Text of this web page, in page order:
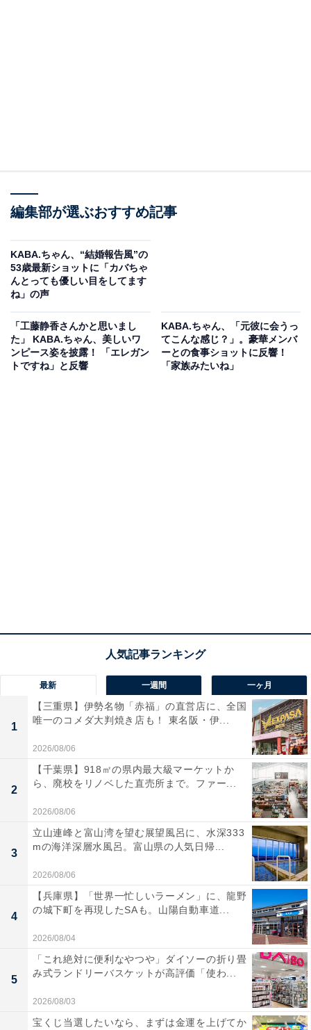
編集部が選ぶおすすめ記事
KABA.ちゃん、“結婚報告風”の
53歳最新ショットに「カバちゃ
んとっても優しい目をしてます
ね」の声
「工藤静香さんかと思いまし
た」 KABA.ちゃん、美しいワ
ンピース姿を披露！ 「エレガン
トですね」と反響
KABA.ちゃん、「元彼に会うっ
てこんな感じ？」。豪華メンバ
ーとの食事ショットに反響！
「家族みたいね」
最新 一週間 一ヶ月
1
【三重県】伊勢名物「赤福」の直営店に、全国
唯一のコメダ大判焼き店も！ 東名阪・伊...
2026/08/06
2
【千葉県】918㎡の県内最大級マーケットか
ら、廃校をリノベした直売所まで。ファー...
2026/08/06
3
立山連峰と富山湾を望む展望風呂に、水深333
mの海洋深層水風呂。富山県の人気日帰...
2026/08/06
4
【兵庫県】「世界一忙しいラーメン」に、龍野
の城下町を再現したSAも。山陽自動車道...
2026/08/04
5
「これ絶対に便利なやつや」ダイソーの折り畳
み式ランドリーバスケットが高評価「使わ...
2026/08/03
宝くじ当選したいなら、まずは金運を上げてか